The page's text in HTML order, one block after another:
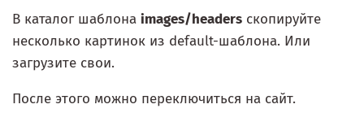
В каталог шаблона images/headers скопируйте
несколько картинок из default-шаблона. Или
загрузите свои.
После этого можно переключиться на сайт.